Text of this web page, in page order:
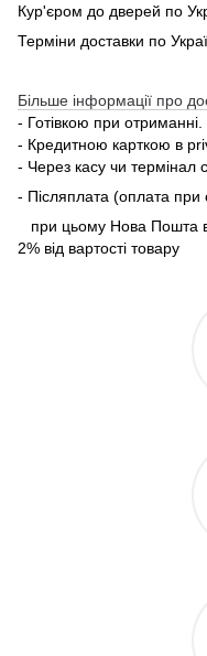
Кур'єром до дверей по
Терміни доставки по
Більше інформації про
- Готівкою при отриманні.
- Кредитною карткою в
- Через касу чи термінал
- Післяплата (оплата при
при цьому Нова Пошта
2% від вартості товару